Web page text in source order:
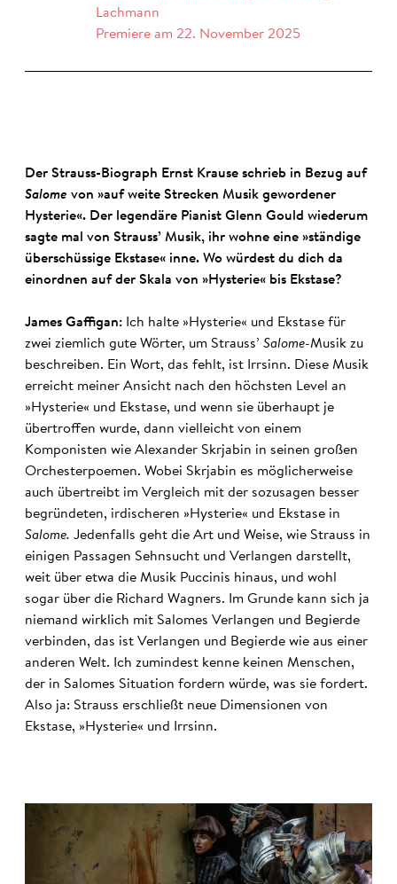
Lachmann
Premiere am 22. November 2025
Der Strauss-Biograph Ernst Krause schrieb in Bezug auf
Salome von »auf weite Strecken Musik gewordener
Hysterie«. Der legendäre Pianist Glenn Gould wiederum
sagte mal von Strauss’ Musik, ihr wohne eine »ständige
überschüssige Ekstase« inne. Wo würdest du dich da
einordnen auf der Skala von »Hysterie« bis Ekstase?
James Gaffigan: Ich halte »Hysterie« und Ekstase für
zwei ziemlich gute Wörter, um Strauss’ Salome-Musik zu
beschreiben. Ein Wort, das fehlt, ist Irrsinn. Diese Musik
erreicht meiner Ansicht nach den höchsten Level an
»Hysterie« und Ekstase, und wenn sie überhaupt je
übertroffen wurde, dann vielleicht von einem
Komponisten wie Alexander Skrjabin in seinen großen
Orchesterpoemen. Wobei Skrjabin es möglicherweise
auch übertreibt im Vergleich mit der sozusagen besser
begründeten, irdischeren »Hysterie« und Ekstase in
Salome. Jedenfalls geht die Art und Weise, wie Strauss in
einigen Passagen Sehnsucht und Verlangen darstellt,
weit über etwa die Musik Puccinis hinaus, und wohl
sogar über die Richard Wagners. Im Grunde kann sich ja
niemand wirklich mit Salomes Verlangen und Begierde
verbinden, das ist Verlangen und Begierde wie aus einer
anderen Welt. Ich zumindest kenne keinen Menschen,
der in Salomes Situation fordern würde, was sie fordert.
Also ja: Strauss erschließt neue Dimensionen von
Ekstase, »Hysterie« und Irrsinn.